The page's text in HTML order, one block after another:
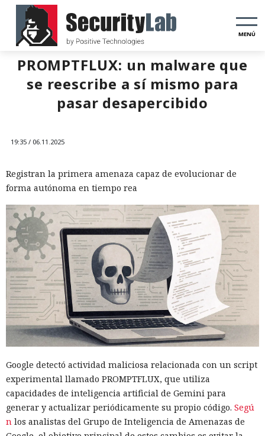
MENÚ
PROMPTFLUX: un malware que
se reescribe a sí mismo para
pasar desapercibido
19:35 / 06.11.2025
Registran la primera amenaza capaz de evolucionar de
forma autónoma en tiempo rea
Google detectó actividad maliciosa relacionada con un script
experimental llamado PROMPTFLUX, que utiliza
capacidades de inteligencia artificial de Gemini para
generar y actualizar periódicamente su propio código. Segú
n los analistas del Grupo de Inteligencia de Amenazas de